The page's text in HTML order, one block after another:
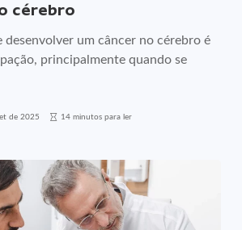
cérebro
desenvolver um câncer no cérebro é
principalmente quando se
de 2025 14 minutos para ler